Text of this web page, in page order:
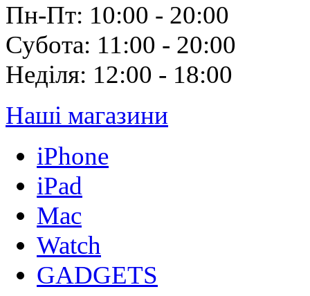
Пн-Пт: 10:00 - 20:00
Субота: 11:00 - 20:00
Неділя: 12:00 - 18:00
Наші магазини
iPhone
iPad
Mac
Watch
GADGETS